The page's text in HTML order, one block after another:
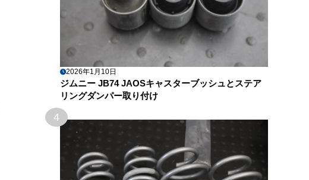
2026年1月10日
ジムニー JB74 JAOSキャスターブッシュとステア
リングダンパー取り付け
4